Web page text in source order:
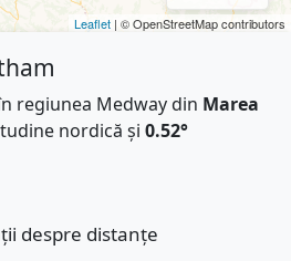
Leaflet | © OpenStreetMap contributors
regiunea Medway din Marea
nordică și 0.52°
despre distanțe